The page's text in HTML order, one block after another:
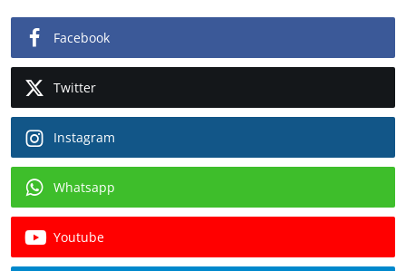
Facebook
Twitter
Instagram
Whatsapp
Youtube